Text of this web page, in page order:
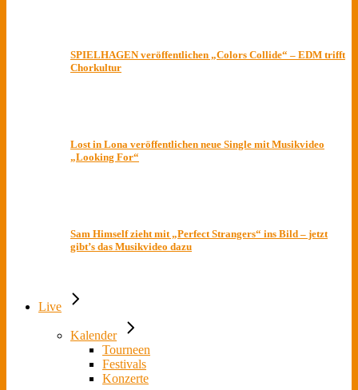
SPIELHAGEN veröffentlichen „Colors Collide“ – EDM trifft
Chorkultur
Lost in Lona veröffentlichen neue Single mit Musikvideo
„Looking For“
Sam Himself zieht mit „Perfect Strangers“ ins Bild – jetzt
gibt’s das Musikvideo dazu
Live
Kalender
Tourneen
Festivals
Konzerte